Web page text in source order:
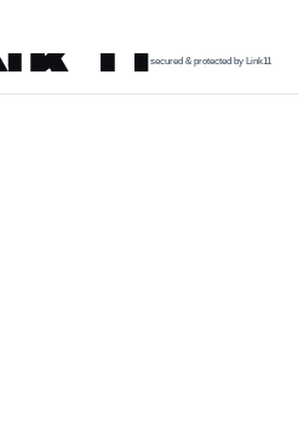
secured & protected by Link11